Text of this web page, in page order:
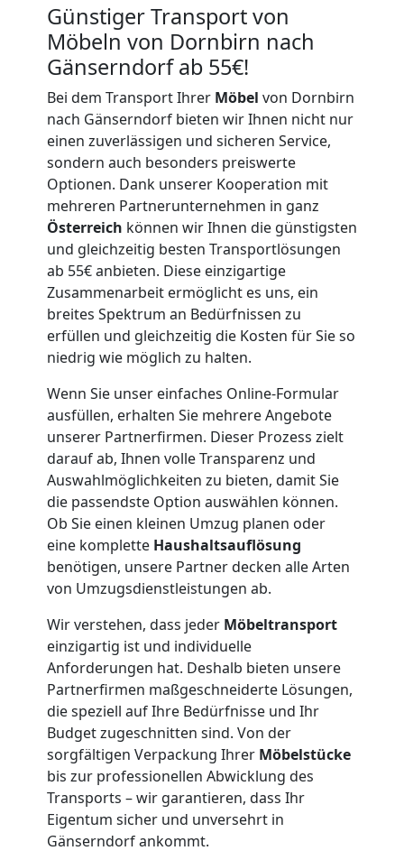
Günstiger Transport von
Möbeln von Dornbirn nach
Gänserndorf ab 55€!
Bei dem Transport Ihrer Möbel von Dornbirn
nach Gänserndorf bieten wir Ihnen nicht nur
einen zuverlässigen und sicheren Service,
sondern auch besonders preiswerte
Optionen. Dank unserer Kooperation mit
mehreren Partnerunternehmen in ganz
Österreich können wir Ihnen die günstigsten
und gleichzeitig besten Transportlösungen
ab 55€ anbieten. Diese einzigartige
Zusammenarbeit ermöglicht es uns, ein
breites Spektrum an Bedürfnissen zu
erfüllen und gleichzeitig die Kosten für Sie so
niedrig wie möglich zu halten.
Wenn Sie unser einfaches Online-Formular
ausfüllen, erhalten Sie mehrere Angebote
unserer Partnerfirmen. Dieser Prozess zielt
darauf ab, Ihnen volle Transparenz und
Auswahlmöglichkeiten zu bieten, damit Sie
die passendste Option auswählen können.
Ob Sie einen kleinen Umzug planen oder
eine komplette Haushaltsauflösung
benötigen, unsere Partner decken alle Arten
von Umzugsdienstleistungen ab.
Wir verstehen, dass jeder Möbeltransport
einzigartig ist und individuelle
Anforderungen hat. Deshalb bieten unsere
Partnerfirmen maßgeschneiderte Lösungen,
die speziell auf Ihre Bedürfnisse und Ihr
Budget zugeschnitten sind. Von der
sorgfältigen Verpackung Ihrer Möbelstücke
bis zur professionellen Abwicklung des
Transports – wir garantieren, dass Ihr
Eigentum sicher und unversehrt in
Gänserndorf ankommt.
Mann
LKW
Möbellift
Dornbirn
Übersiedlung
Dornbirn
Klaviertransport
Dornbirn
Privatumzug
Dornbirn
Tresortransport
Dornbirn
Umzug